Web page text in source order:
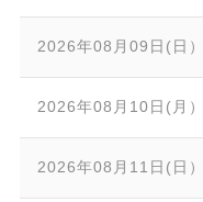
2026年08月09日(日）
2026年08月10日(月）
2026年08月11日(日）